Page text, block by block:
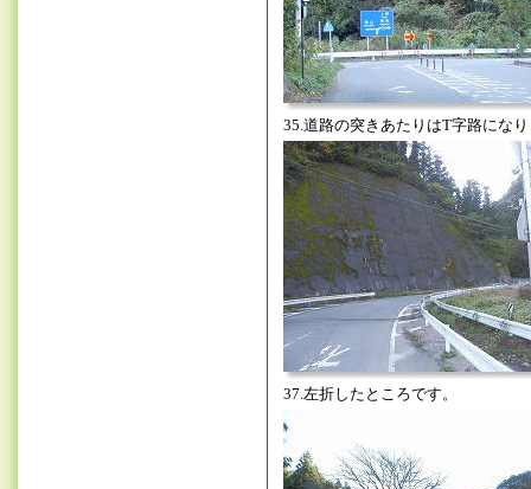
35.道路の突きあたりはT字路にな
37.左折したところです。